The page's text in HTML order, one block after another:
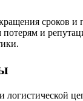
сроков
и